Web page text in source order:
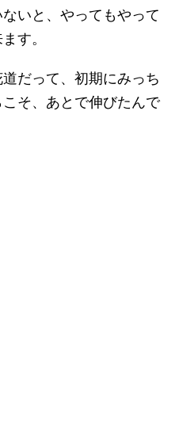
いと、やってもやって
す。
だって、初期にみっち
そ、あとで伸びたんで